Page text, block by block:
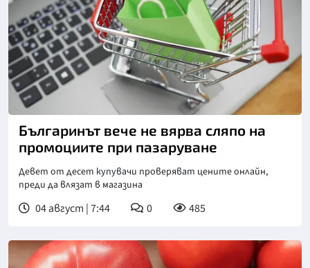
Българинът вече не вярва сляпо на
промоциите при пазаруване
Девет от десет купувачи проверяват цените онлайн,
преди да влязат в магазина
04 август | 7:44 0 485